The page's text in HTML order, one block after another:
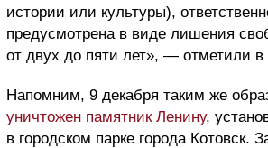
истории или культуры),
предусмотрена в виде лишения
от двух до пяти лет», — отметили
Напомним, 9 декабря таким же
уничтожен памятник Ленину,
в городском парке города Котовск.